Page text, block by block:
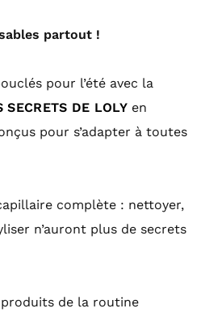
partout !
pour l’été avec la
SECRETS DE LOLY en
pour s’adapter à toutes
complète : nettoyer,
n’auront plus de secrets
de la routine